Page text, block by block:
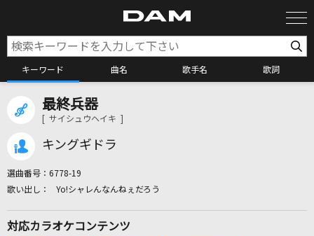
キーワード 曲名 歌手名 歌詞
最終兵器
[ サイシュウヘイキ ]
キングギドラ
選曲番号： 6778-19
Yo!シャレんなんねぇだろう
対応カラオケコンテンツ